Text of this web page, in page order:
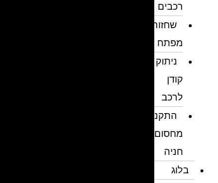
רכבים
שחזור
מפתח
ניתוק
לרכב
התקנת
מחסום
חניה
בלוג